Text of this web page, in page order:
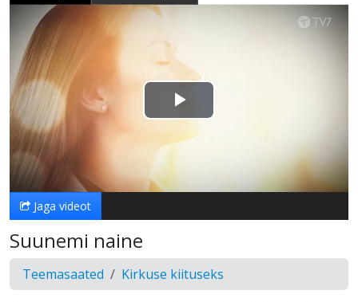
Esita
Jaga videot
Suunemi naine
Teemasaated Kirkuse kiituseks